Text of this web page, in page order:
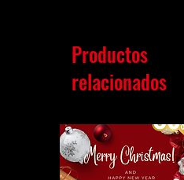
Productos
relacionados